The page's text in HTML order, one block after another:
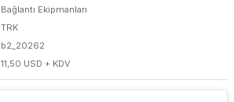
Bağlantı Ekipmanları
TRK
b2_20262
11,50 USD + KDV